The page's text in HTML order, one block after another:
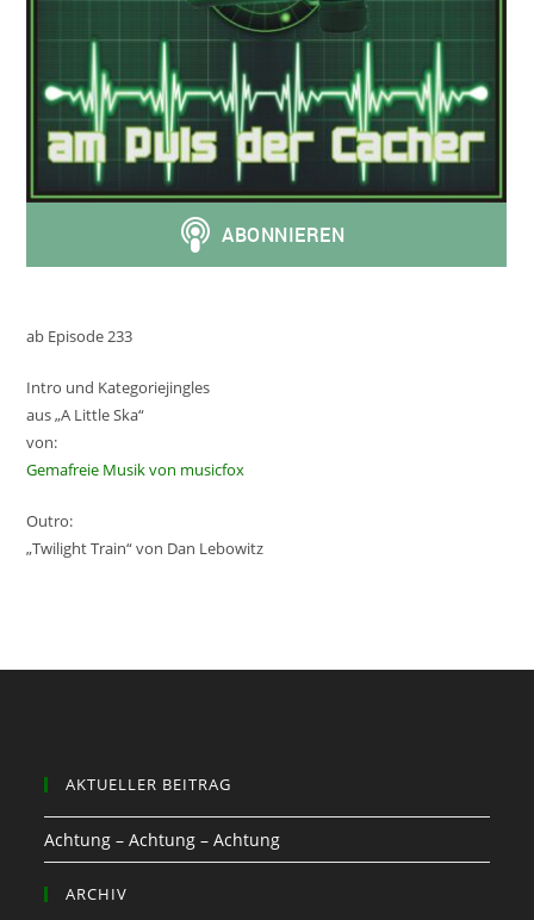
ab Episode 233
Intro und Kategoriejingles
aus „A Little Ska“
von:
Gemafreie Musik von musicfox
Outro:
„Twilight Train“ von Dan Lebowitz
AKTUELLER BEITRAG
Achtung – Achtung – Achtung
ARCHIV